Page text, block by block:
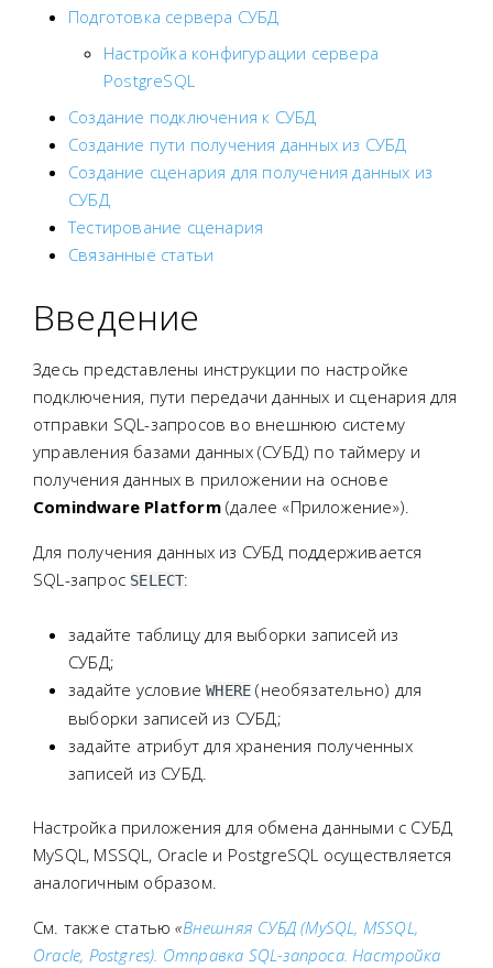
Подготовка сервера СУБД
Настройка конфигурации сервера
PostgreSQL
Создание подключения к СУБД
Создание пути получения данных из СУБД
Создание сценария для получения данных из
СУБД
Тестирование сценария
Связанные статьи
Введение
Здесь представлены инструкции по настройке
подключения, пути передачи данных и сценария для
отправки SQL-запросов во внешнюю систему
управления базами данных (СУБД) по таймеру и
получения данных в приложении на основе
Comindware Platform(далее «Приложение»).
Для получения данных из СУБД поддерживается
SQL-запрос SELECT:
задайте таблицу для выборки записей из
СУБД;
задайте условиеWHERE (необязательно) для
выборки записей из СУБД;
задайте атрибут для хранения полученных
записей из СУБД.
Настройка приложения для обмена данными с СУБД
MySQL, MSSQL, Oracle и PostgreSQL осуществляется
аналогичным образом.
См. также статью«Внешняя СУБД (MySQL, MSSQL,
Oracle, Postgres). Отправка SQL-запроса. Настройка